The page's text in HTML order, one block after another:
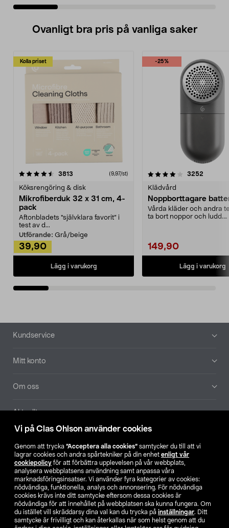
Vi på Clas Ohlson använder cookies
Genom att trycka ”Acceptera alla cookies” samtycker du till att vi
lagrar cookies och andra spårtekniker på din enhet enligt vår
cookiepolicy för att förbättra upplevelsen på vår webbplats,
analysera webbplatsens användning samt anpassa våra
marknadsföringsinsatser. Vi använder fyra kategorier av cookies:
nödvändiga, funktionella, analys och annonsering. För nödvändiga
cookies krävs inte ditt samtycke eftersom dessa cookies är
nödvändiga för att innehållet på webbplatsen ska kunna fungera. Om
du istället vill skräddarsy dina val kan du trycka på inställningar. Ditt
samtycke är frivilligt och kan återkallas när som helst genom att du
Ovanligt bra pris på vanliga saker
Kolla priset
3813 (9,97/st)
Köksrengöring & disk
Mikrofiberduk 32 x 31 cm, 4-
pack
Aftonbladets "självklara favorit” i
test av d...
Utförande: Grå/beige
39,90
Lägg i varukorg
-25%
4.0av 5 stjärnor 3252
Klädvård
Noppborttagare
Vårda kläder och andra
ta bort noppor och ludd.
149,90
Lägg i varukorg
4.5av 5 stjärnor
Sidfot
Kundservice
Mitt konto
Om oss
Aktuellt
Hitta butik
SE NO FI